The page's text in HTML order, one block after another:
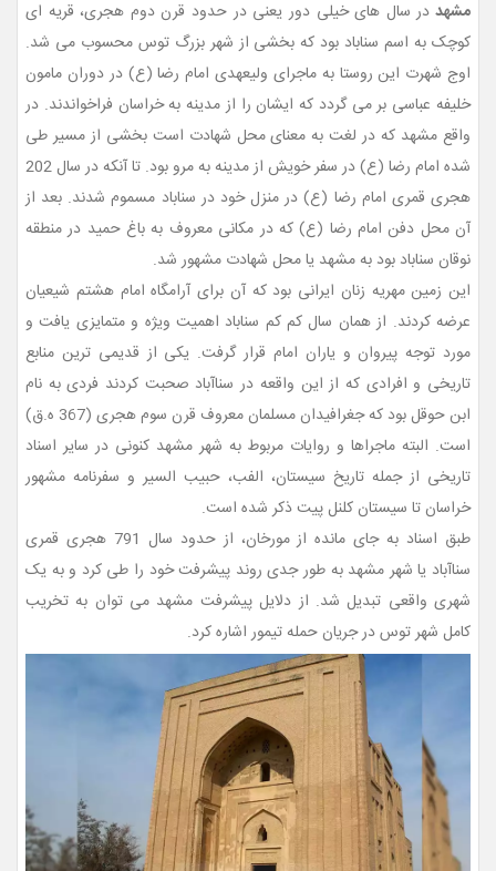
مشهد در سال های خیلی دور یعنی در حدود قرن دوم هجری، قریه ای
کوچک به اسم سناباد بود که بخشی از شهر بزرگ توس محسوب می شد.
اوج شهرت این روستا به ماجرای ولیعهدی امام رضا (ع) در دوران مامون
خلیفه عباسی بر می گردد که ایشان را از مدینه به خراسان فراخواندند. در
واقع مشهد که در لغت به معنای محل شهادت است بخشی از مسیر طی
شده امام رضا (ع) در سفر خویش از مدینه به مرو بود. تا آنکه در سال 202
هجری قمری امام رضا (ع) در منزل خود در سناباد مسموم شدند. بعد از
آن محل دفن امام رضا (ع) که در مکانی معروف به باغ حمید در منطقه
نوقان سناباد بود به مشهد یا محل شهادت مشهور شد.
این زمین مهریه زنان ایرانی بود که آن برای آرامگاه امام هشتم شیعیان
عرضه کردند. از همان سال کم کم سناباد اهمیت ویژه و متمایزی یافت و
مورد توجه پیروان و یاران امام قرار گرفت. یکی از قدیمی ترین منابع
تاریخی و افرادی که از این واقعه در سناآباد صحبت کردند فردی به نام
ابن حوقل بود که جغرافیدان مسلمان معروف قرن سوم هجری (367 ه.ق)
است. البته ماجراها و روایات مربوط به شهر مشهد کنونی در سایر اسناد
تاریخی از جمله تاریخ سیستان، الفب، حبیب السیر و سفرنامه مشهور
خراسان تا سیستان کلنل پیت ذکر شده است.
طبق اسناد به جای مانده از مورخان، از حدود سال 791 هجری قمری
سناآباد یا شهر مشهد به طور جدی روند پیشرفت خود را طی کرد و به یک
شهری واقعی تبدیل شد. از دلایل پیشرفت مشهد می توان به تخریب
کامل شهر توس در جریان حمله تیمور اشاره کرد.